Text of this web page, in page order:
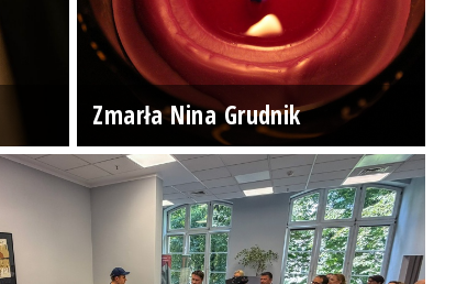
Zmarła Nina Grudnik